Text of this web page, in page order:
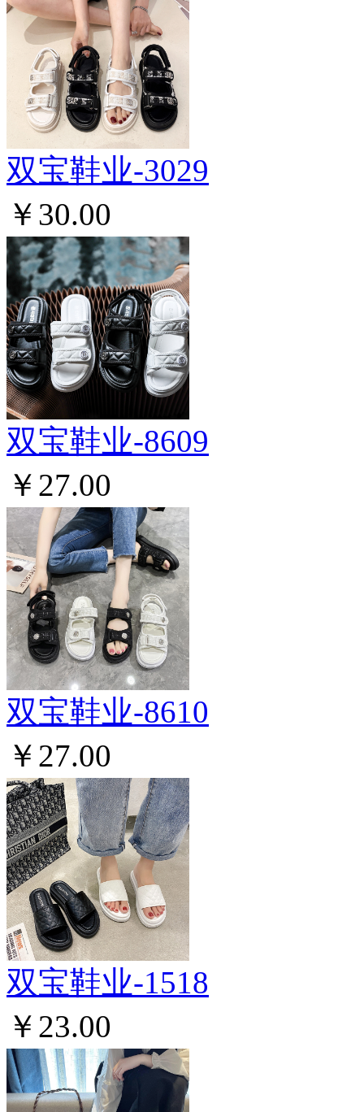
双宝鞋业-3029
￥30.00
双宝鞋业-8609
￥27.00
双宝鞋业-8610
￥27.00
双宝鞋业-1518
￥23.00